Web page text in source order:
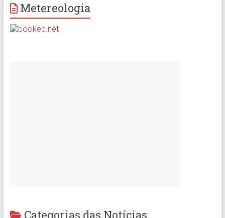
Metereologia
Categorias das Notícias